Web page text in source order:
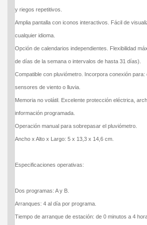
y riegos repetitivos.
Amplia pantalla con iconos interactivos. Fácil de
cualquier idioma.
Opción de calendarios independientes. Flexibilidad
de días de la semana o intervalos de hasta 31 días).
Compatible con pluviómetro. Incorpora conexión
sensores de viento o lluvia.
Memoria no volátil. Excelente protección eléctrica,
información programada.
Operación manual para sobrepasar el pluviómetro.
Ancho x Alto x Largo: 5 x 13,3 x 14,6 cm.
Especificaciones operativas:
Dos programas: A y B.
Arranques: 4 al día por programa.
Tiempo de arranque de estación: de 0 minutos a 4